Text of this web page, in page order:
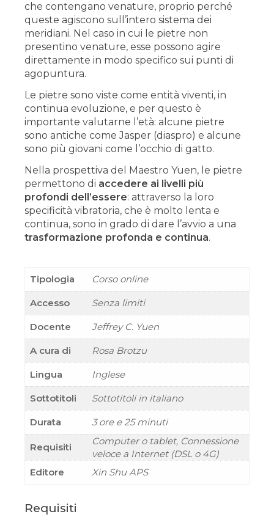
che contengano venature, proprio perché
queste agiscono sull’intero sistema dei
meridiani. Nel caso in cui le pietre non
presentino venature, esse possono agire
direttamente in modo specifico sui punti di
agopuntura.
Le pietre sono viste come entità viventi, in
continua evoluzione, e per questo è
importante valutarne l’età: alcune pietre
sono antiche come Jasper (diaspro) e alcune
sono più giovani come l’occhio di gatto.
Nella prospettiva del Maestro Yuen, le pietre
permettono di accedere ai livelli più
profondi dell’essere: attraverso la loro
specificità vibratoria, che è molto lenta e
continua, sono in grado di dare l’avvio a una
trasformazione profonda e continua.
Tipologia Corso online
Accesso Senza limiti
Docente Jeffrey C. Yuen
A cura di Rosa Brotzu
Lingua Inglese
Sottotitoli Sottotitoli in italiano
Durata 3 ore e 25 minuti
Requisiti
Computer o tablet, Connessione
veloce a Internet (DSL o 4G)
Editore
Xin Shu APS
Requisiti